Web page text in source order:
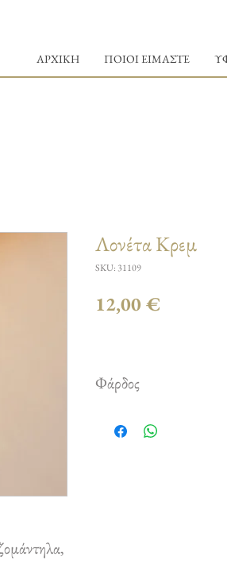
ΑΡΧΙΚΗ ΠΟΙΟΙ ΕΙΜΑΣΤΕ
Λονέτα Κρεμ
SKU: 31109
12,00 €
Φάρδος